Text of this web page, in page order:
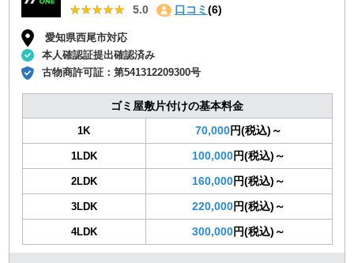
★★★★★
★★★★★ 5.0 口コミ (6)
愛知県西尾市対応
本人確認証提出確認済み
古物商許可証：第541312209300号
ゴミ屋敷片付けの基本料金
1K 70,000円(税込)～
1LDK 100,000円(税込)～
2LDK 160,000円(税込)～
3LDK 220,000円(税込)～
4LDK 300,000円(税込)～